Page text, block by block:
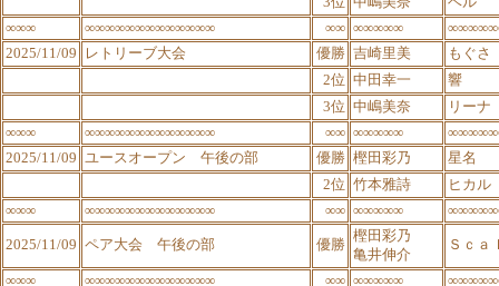
∞∞∞
∞∞∞∞∞∞∞∞∞∞∞∞∞ ∞∞ ∞∞∞∞∞
2025/11/09
レトリーブ大会 優勝 吉崎里美
もぐさ
2位 中田幸一
響
3位 中嶋美奈
リーナ
∞∞∞
∞∞∞∞∞∞∞∞∞∞∞∞∞ ∞∞ ∞∞∞∞∞
2025/11/09 ユースオープン 午後の部 優勝 樫田彩乃
星名
2位 竹本雅詩
ヒカル
∞∞∞
∞∞∞∞∞∞∞∞∞∞∞∞∞ ∞∞ ∞∞∞∞∞
2025/11/09 ペア大会 午後の部 優勝
樫田彩乃
亀井伸介
Ｓｃａ
∞∞∞ ∞∞∞∞∞∞∞∞∞∞∞∞∞ ∞∞ ∞∞∞∞∞